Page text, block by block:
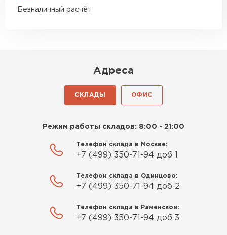
Безналичный расчёт
Адреса
СКЛАДЫ ОФИС
Режим работы складов: 8:00 - 21:00
Телефон склада в Москве:
+7 (499) 350-71-94 доб 1
Телефон склада в Одинцово:
+7 (499) 350-71-94 доб 2
Телефон склада в Раменском:
+7 (499) 350-71-94 доб 3